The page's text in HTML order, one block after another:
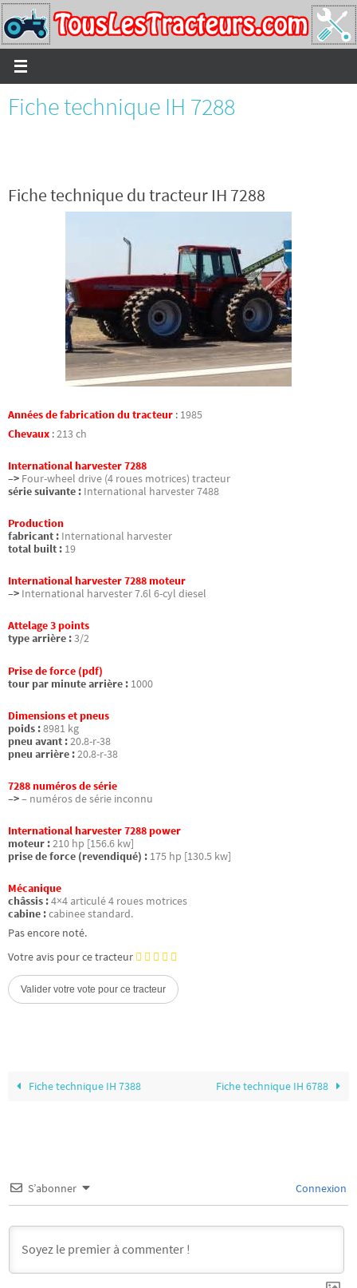
Passer
vers
le
contenu
Fiche technique IH 7288
Fiche technique du tracteur IH 7288
Années de fabrication du tracteur : 1985
Chevaux :213 ch
International harvester 7288
–> Four-wheel drive (4 roues motrices) tracteur
série suivante : International harvester 7488
Production
fabricant : International harvester
total built : 19
International harvester 7288 moteur
–> International harvester 7.6l 6-cyl diesel
Attelage 3 points
type arrière :3/2
Prise de force (pdf)
tour par minute arrière : 1000
Dimensions et pneus
poids :8981 kg
pneu avant :20.8-r-38
pneu arrière :20.8-r-38
7288 numéros de série
–>– numéros de série inconnu
International harvester 7288 power
moteur :210 hp [156.6 kw]
prise de force (revendiqué) : 175 hp [130.5 kw]
Mécanique
châssis :4×4 articulé 4 roues motrices
cabine :cabinee standard.
Pas encore noté.
Votre avis pour ce tracteur
Fiche technique IH 7388 Fiche technique IH 6788
S’abonner Connexion